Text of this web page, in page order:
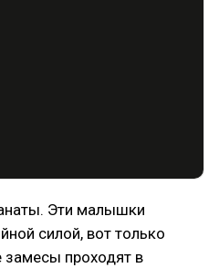
Эти малышки
силой, вот только
замесы проходят в